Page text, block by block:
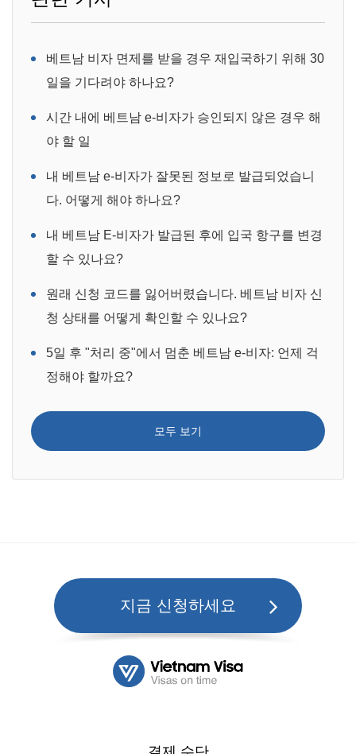
베트남 비자 면제를 받을 경우 재입국하기 위해 30
일을 기다려야 하나요?
시간 내에 베트남 e-비자가 승인되지 않은 경우 해
야 할 일
내 베트남 e-비자가 잘못된 정보로 발급되었습니
다. 어떻게 해야 하나요?
내 베트남 E-비자가 발급된 후에 입국 항구를 변경
할 수 있나요?
원래 신청 코드를 잃어버렸습니다. 베트남 비자 신
청 상태를 어떻게 확인할 수 있나요?
5일 후 "처리 중"에서 멈춘 베트남 e-비자: 언제 걱
정해야 할까요?
모두 보기
지금 신청하세요